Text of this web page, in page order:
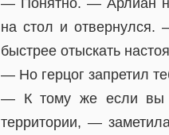
— Понятно. — Арлиан
на стол и
быстрее отыскать
— Но герцог запретил
— К тому же если вы
территории, —